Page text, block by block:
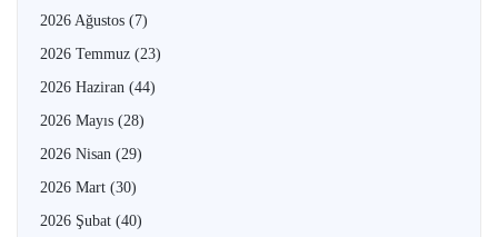
2026 Ağustos (7)
2026 Temmuz (23)
2026 Haziran (44)
2026 Mayıs (28)
2026 Nisan (29)
2026 Mart (30)
2026 Şubat (40)